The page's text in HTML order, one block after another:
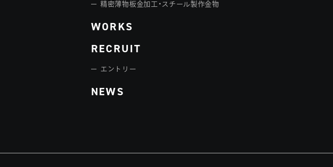
精密薄物板金加工・スチール製作金物
WORKS
RECRUIT
エントリー
NEWS